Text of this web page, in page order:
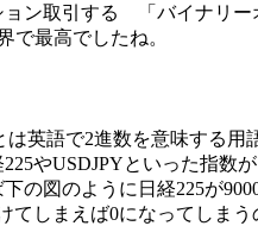
ン取引する 「バイナリー
で最高でしたね。
は英語で2進数を意味する用
やUSDJPYといった指数
の図のように日経225が
てしまえば0になってしま